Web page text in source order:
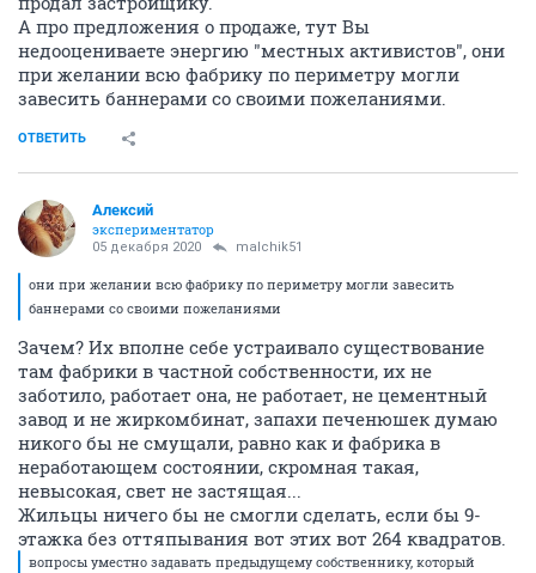
А про предложения о продаже, тут Вы
недооцениваете энергию "местных активистов", они
при желании всю фабрику по периметру могли
завесить баннерами со своими пожеланиями.
ОТВЕТИТЬ
Алексий
экспериментатор
05 декабря 2020 malchik51
они при желании всю фабрику по периметру могли завесить
баннерами со своими пожеланиями
Зачем? Их вполне себе устраивало существование
там фабрики в частной собственности, их не
заботило, работает она, не работает, не цементный
завод и не жиркомбинат, запахи печенюшек думаю
никого бы не смущали, равно как и фабрика в
неработающем состоянии, скромная такая,
невысокая, свет не застящая...
Жильцы ничего бы не смогли сделать, если бы 9-
этажка без оттяпывания вот этих вот 264 квадратов.
вопросы уместно задавать предыдущему собственнику, который